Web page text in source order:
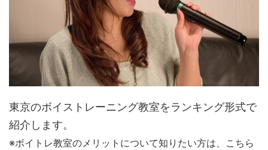
東京のボイストレーニング教室をランキング形式で
紹介します。
※ボイトレ教室のメリットについて知りたい方は、こちら